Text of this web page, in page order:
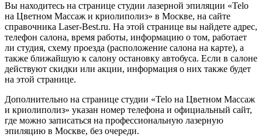
Вы находитесь на странице студии лазерной эпиляции «Telo
на Цветном Массаж и криолиполиз» в Москве, на сайте
справочника Laser-Best.ru. На этой странице вы найдете адрес,
телефон салона, время работы, информацию о том, работает
ли студия, схему проезда (расположение салона на карте), а
также ближайшую к салону остановку автобуса. Если в салоне
действуют скидки или акции, информация о них также будет
на этой странице.
Дополнительно на странице студии «Telo на Цветном Массаж
и криолиполиз» указан номер телефона и официальный сайт,
где можно записаться на профессиональную лазерную
эпиляцию в Москве, без очереди.